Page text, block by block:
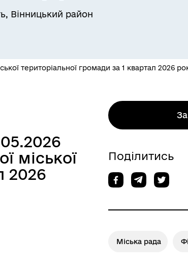
Вінницький район
територіальної громади за 1 квартал 2026
міської
2026
Поділитись
Міська рада